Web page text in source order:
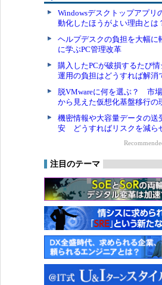
Windowsデスクトップアプリ
動化したほうがよい理由とは
ヘルプデスクの負担を大幅に
に学ぶPC管理改革
購入したPCが破損するたび
運用の負担はどうすれば解消
脱VMwareに何を選ぶ？ 市
から見えた仮想化基盤移行の
機密情報や大容量データの送
安 どうすればリスクを減ら
注目のテーマ